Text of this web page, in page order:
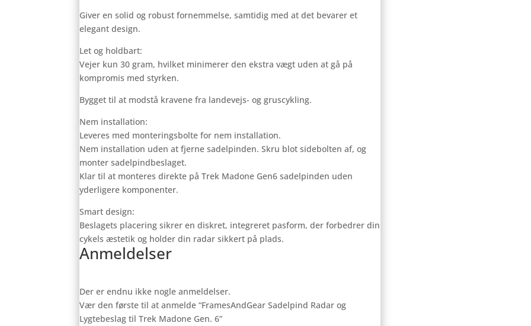
Giver en solid og robust fornemmelse, samtidig med at det bevarer et
elegant design.
Let og holdbart:
Vejer kun 30 gram, hvilket minimerer den ekstra vægt uden at gå på
kompromis med styrken.
Bygget til at modstå kravene fra landevejs- og gruscykling.
Nem installation:
Leveres med monteringsbolte for nem installation.
Nem installation uden at fjerne sadelpinden. Skru blot sidebolten af, og
monter sadelpindbeslaget.
Klar til at monteres direkte på Trek Madone Gen6 sadelpinden uden
yderligere komponenter.
Smart design:
Beslagets placering sikrer en diskret, integreret pasform, der forbedrer din
cykels æstetik og holder din radar sikkert på plads.
Anmeldelser
Der er endnu ikke nogle anmeldelser.
Vær den første til at anmelde “FramesAndGear Sadelpind Radar og
Lygtebeslag til Trek Madone Gen. 6”